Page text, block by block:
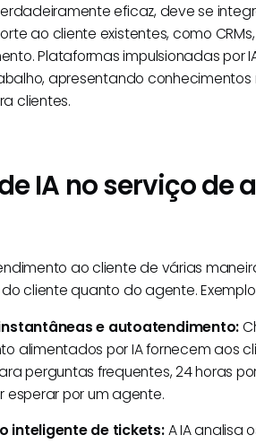
eficaz, deve se
ao cliente existentes, como
Plataformas impulsionadas por
apresentando
clientes.
IA no serviço de
ao cliente de várias
cliente quanto do agente.
e autoatendimento:
alimentados por IA fornecem aos
perguntas frequentes, 24 horas
esperar por um agente.
inteligente de tickets:A IA analisa